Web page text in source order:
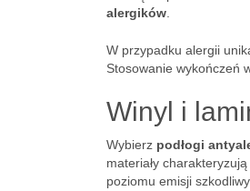
alergików
W przypadku alergii
Stosowanie wykończeń
Winyl i
Wybierz podłogi
materiały charakteryzują
poziomu emisji